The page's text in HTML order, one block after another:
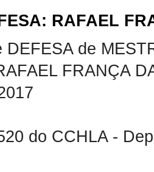
RAFAEL
DEFESA de
FRANÇA
do CCHLA -